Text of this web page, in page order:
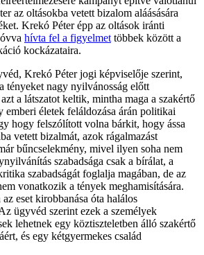
az oltásokba vetett bizalom aláásására
Krekó Péter épp az oltások iránti
hívta fel a figyelmet többek között a
kockázataira.
Krekó Péter jogi képviselője szerint,
tényeket nagy nyilvánosság előtt
a látszatot keltik, mintha maga a szakértő
emberi életek feláldozása árán politikai
hogy felszólított volna bárkit, hogy ássa
vetett bizalmát, azok rágalmazást
bűncselekmény, mivel ilyen soha nem
szabadsága csak a bírálat, a
szabadságát foglalja magában, de az
vonatkozik a tények meghamisítására.
eset kirobbanása óta halálos
ügyvéd szerint ezek a személyek
lehetnek egy köztiszteletben álló szakértő
és egy kétgyermekes család